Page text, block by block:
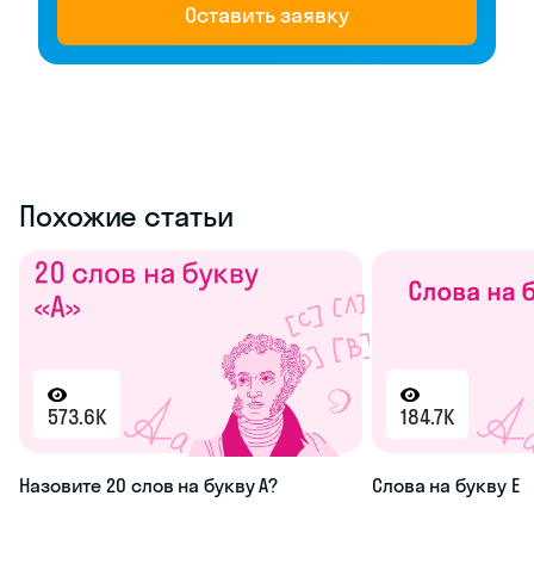
Оставить заявку
Похожие статьи
573.6K
Назовите 20 слов на букву А?
184.7K
Слова на букву Е